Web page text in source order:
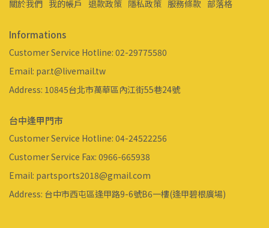
關於我們 我的帳戶 退款政策 隱私政策 服務條款 部落格
Informations
Customer Service Hotline: 02-29775580
Email: par.t@livemail.tw
Address: 10845台北市萬華區內江街55巷24號
台中逢甲門市
Customer Service Hotline: 04-24522256
Customer Service Fax: 0966-665938
Email: partsports2018@gmail.com
Address: 台中市西屯區逢甲路9-6號B6一樓(逢甲碧根廣場)